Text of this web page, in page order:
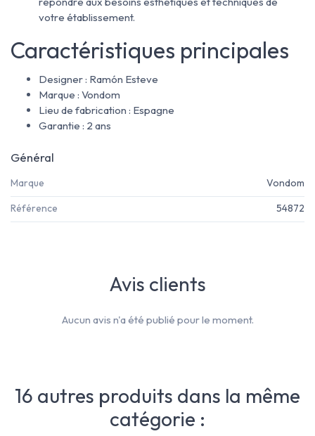
votre établissement.
Caractéristiques principales
Designer : Ramón Esteve
Marque : Vondom
Lieu de fabrication : Espagne
Garantie : 2 ans
Général
Marque Vondom
Référence 54872
Avis clients
Aucun avis n'a été publié pour le moment.
16 autres produits dans la même
catégorie :